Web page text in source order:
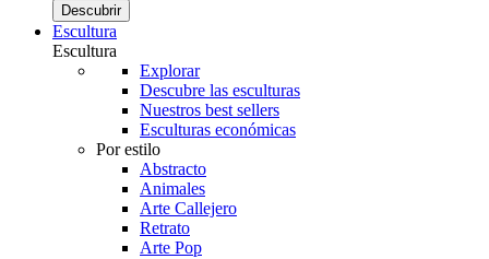
Descubrir
Escultura
Escultura
Explorar
Descubre las esculturas
Nuestros best sellers
Esculturas económicas
Por estilo
Abstracto
Animales
Arte Callejero
Retrato
Arte Pop